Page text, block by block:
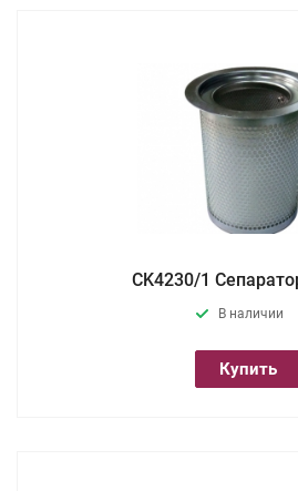
CK4230/1
В наличии
Купить